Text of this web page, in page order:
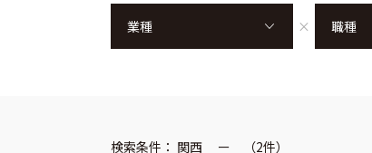
検索条件： 関西 ー （2件）